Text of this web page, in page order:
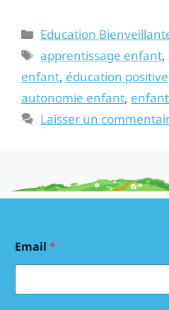
Education
apprentissage enfant,
enfant, éducation positive
autonomie enfant,
Laisser un
Email *